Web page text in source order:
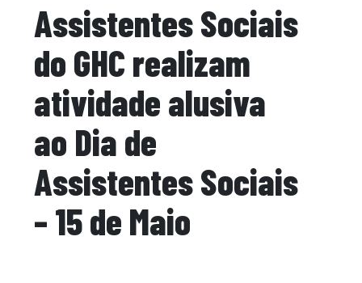
Assistentes Sociais
do GHC realizam
atividade alusiva
ao Dia de
Assistentes Sociais
– 15 de Maio